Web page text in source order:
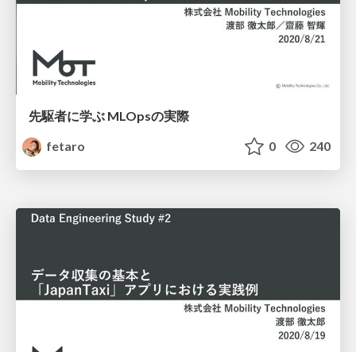
先駆者に学ぶ MLOpsの実際
fetaro
0 240